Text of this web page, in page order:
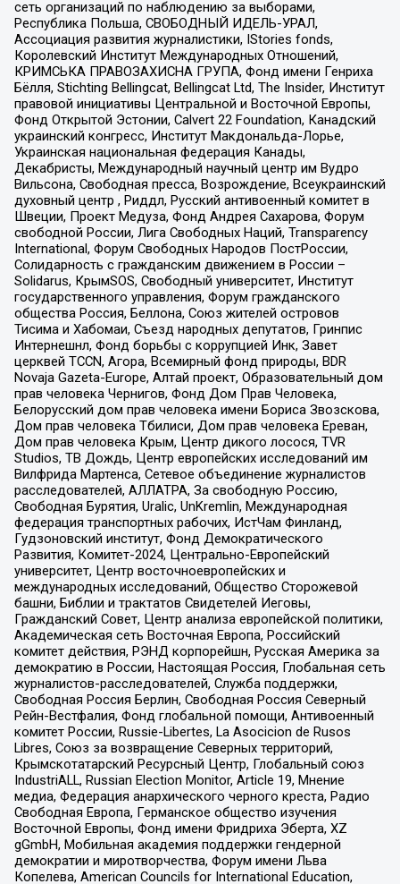
сеть организаций по наблюдению за выборами,
Республика Польша, СВОБОДНЫЙ ИДЕЛЬ-УРАЛ,
Ассоциация развития журналистики, IStories fonds,
Королевский Институт Международных Отношений,
КРИМСЬКА ПРАВОЗАХИСНА ГРУПА, Фонд имени Генриха
Бёлля, Stichting Bellingcat, Bellingcat Ltd, The Insider, Институт
правовой инициативы Центральной и Восточной Европы,
Фонд Открытой Эстонии, Calvert 22 Foundation, Канадский
украинский конгресс, Институт Макдональда-Лорье,
Украинская национальная федерация Канады,
Декабристы, Международный научный центр им Вудро
Вильсона, Свободная пресса, Возрождение, Всеукраинский
духовный центр , Риддл, Русский антивоенный комитет в
Швеции, Проект Медуза, Фонд Андрея Сахарова, Форум
свободной России, Лига Свободных Наций, Transparеncy
International, Форум Свободных Народов ПостРоссии,
Солидарность с гражданским движением в России –
Solidarus, КрымSOS, Свободный университет, Институт
государственного управления, Форум гражданского
общества Россия, Беллона, Союз жителей островов
Тисима и Хабомаи, Съезд народных депутатов, Гринпис
Интернешнл, Фонд борьбы с коррупцией Инк, Завет
церквей TCCN, Агора, Всемирный фонд природы, BDR
Novaja Gazeta-Europe, Алтай проект, Образовательный дом
прав человека Чернигов, Фонд Дом Прав Человека,
Белорусский дом прав человека имени Бориса Звозскова,
Дом прав человека Тбилиси, Дом прав человека Ереван,
Дом прав человека Крым, Центр дикого лосося, TVR
Studios, ТВ Дождь, Центр европейских исследований им
Вилфрида Мартенса, Сетевое объединение журналистов
расследователей, АЛЛАТРА, За свободную Россию,
Свободная Бурятия, Uralic, UnKremlin, Международная
федерация транспортных рабочих, ИстЧам Финланд,
Гудзоновский институт, Фонд Демократического
Развития, Комитет-2024, Центрально-Европейский
университет, Центр восточноевропейских и
международных исследований, Общество Сторожевой
башни, Библии и трактатов Свидетелей Иеговы,
Гражданский Совет, Центр анализа европейской политики,
Академическая сеть Восточная Европа, Российский
комитет действия, РЭНД корпорейшн, Русская Америка за
демократию в России, Настоящая Россия, Глобальная сеть
журналистов-расследователей, Служба поддержки,
Свободная Россия Берлин, Свободная Россия Северный
Рейн-Вестфалия, Фонд глобальной помощи, Антивоенный
комитет России, Russie-Libertes, La Asocicion de Rusos
Libres, Союз за возвращение Северных территорий,
Крымскотатарский Ресурсный Центр, Глобальный союз
IndustriALL, Russian Election Monitor, Article 19, Мнение
медиа, Федерация анархического черного креста, Радио
Свободная Европа, Германское общество изучения
Восточной Европы, Фонд имени Фридриха Эберта, XZ
gGmbH, Мобильная академия поддержки гендерной
демократии и миротворчества, Форум имени Льва
Копелева, American Councils for International Education,